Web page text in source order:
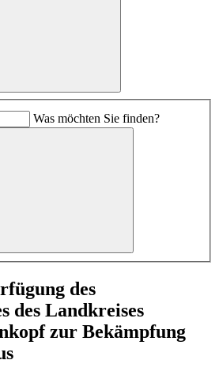
Was möchten Sie finden?
des
des Landkreises
zur Bekämpfung